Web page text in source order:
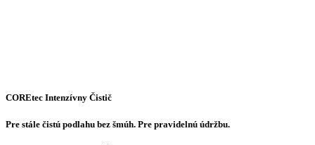
COREtec Intenzívny Čistič
Pre stále čistú podlahu bez šmúh. Pre pravidelnú údržbu.